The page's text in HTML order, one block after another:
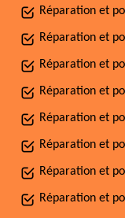
Réparation et
Réparation et
Réparation et
Réparation et
Réparation et
Réparation et
Réparation et
Réparation et